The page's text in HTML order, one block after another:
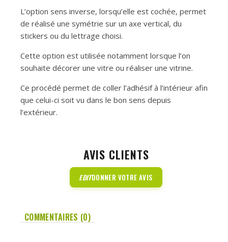
L’option sens inverse, lorsqu’elle est cochée, permet
de réalisé une symétrie sur un axe vertical, du
stickers ou du lettrage choisi.
Cette option est utilisée notamment lorsque l’on
souhaite décorer une vitre ou réaliser une vitrine.
Ce procédé permet de coller l’adhésif à l’intérieur afin
que celui-ci soit vu dans le bon sens depuis
l’extérieur.
AVIS CLIENTS
EDITDONNER VOTRE AVIS
COMMENTAIRES (0)